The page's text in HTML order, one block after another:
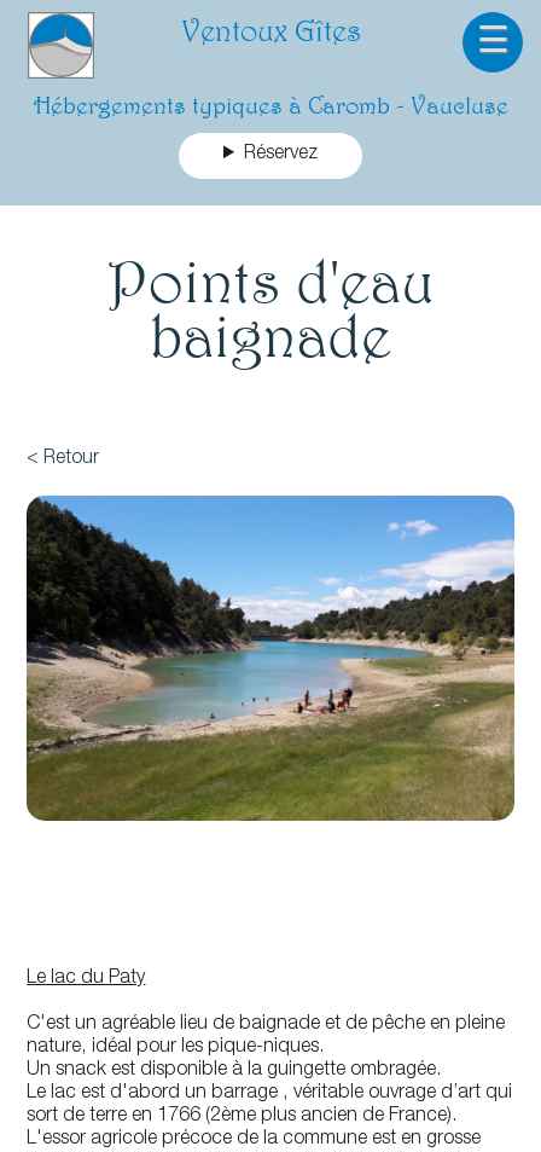
Ventoux Gîtes
Hébergements typiques à Caromb - Vaucluse
☰
Réservez
Points d'eau
baignade
< Retour
Le lac du Paty
C'est un agréable lieu de baignade et de pêche en pleine
nature, idéal pour les pique-niques.
Un snack est disponible à la guingette ombragée.
Le lac est d'abord un barrage , véritable ouvrage d’art qui
sort de terre en 1766 (2ème plus ancien de France).
L'essor agricole précoce de la commune est en grosse